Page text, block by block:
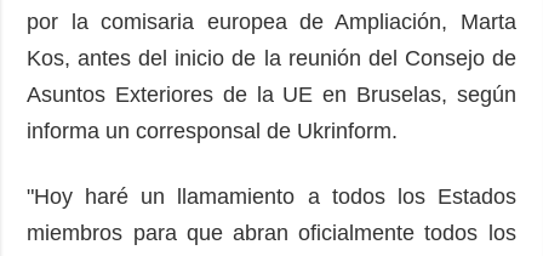
por la comisaria europea de Ampliación, Marta
Kos, antes del inicio de la reunión del Consejo de
Asuntos Exteriores de la UE en Bruselas, según
informa un corresponsal de Ukrinform.
"Hoy haré un llamamiento a todos los Estados
miembros para que abran oficialmente todos los